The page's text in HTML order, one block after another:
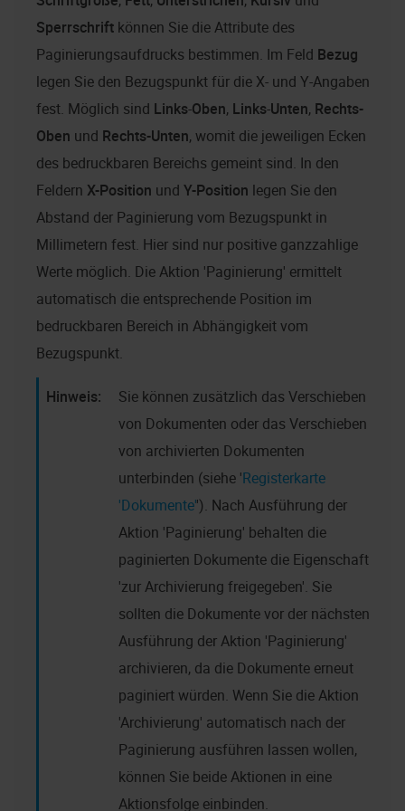
Sperrschrift können Sie die Attribute des
Paginierungsaufdrucks bestimmen. Im Feld Bezug
legen Sie den Bezugspunkt für die X- und Y-Angaben
fest. Möglich sind Links-Oben, Links-Unten, Rechts-
Oben und Rechts-Unten, womit die jeweiligen Ecken
des bedruckbaren Bereichs gemeint sind. In den
Feldern X-Position und Y-Position legen Sie den
Abstand der Paginierung vom Bezugspunkt in
Millimetern fest. Hier sind nur positive ganzzahlige
Werte möglich. Die Aktion 'Paginierung' ermittelt
automatisch die entsprechende Position im
bedruckbaren Bereich in Abhängigkeit vom
Bezugspunkt.
Sie können zusätzlich das Verschieben
von Dokumenten oder das Verschieben
von archivierten Dokumenten
unterbinden (siehe 'Registerkarte
'Dokumente''). Nach Ausführung der
Aktion 'Paginierung' behalten die
paginierten Dokumente die Eigenschaft
'zur Archivierung freigegeben'. Sie
sollten die Dokumente vor der nächsten
Ausführung der Aktion 'Paginierung'
archivieren, da die Dokumente erneut
paginiert würden. Wenn Sie die Aktion
'Archivierung' automatisch nach der
Paginierung ausführen lassen wollen,
können Sie beide Aktionen in eine
Aktionsfolge einbinden.